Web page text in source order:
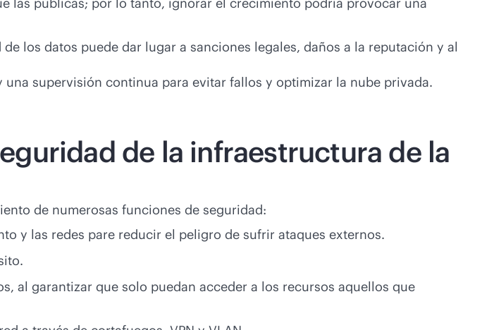
los datos puede dar lugar a sanciones legales, daños a la reputación y al
supervisión continua para evitar fallos y optimizar la nube privada.
de la infraestructura de la
de numerosas funciones de seguridad:
y las redes pare reducir el peligro de sufrir ataques externos.
al garantizar que solo puedan acceder a los recursos aquellos que